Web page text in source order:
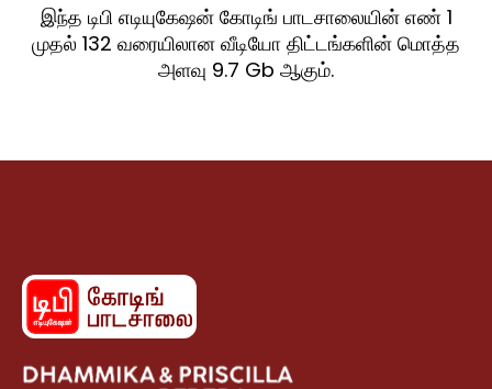
இந்த டிபி எடியுகேஷன் கோடிங் பாடசாலையின் எண் 1
முதல் 132 வரையிலான வீடியோ திட்டங்களின் மொத்த
அளவு 9.7 Gb ஆகும்.